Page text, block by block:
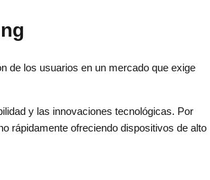
de los usuarios en un mercado que exige
y las innovaciones tecnológicas. Por
rápidamente ofreciendo dispositivos de alto